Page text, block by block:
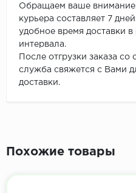
Обращаем ваше внимание:
курьера составляет 7
удобное время доставки
интервала.
После отгрузки заказа
служба свяжется с Вами
доставки.
Похожие товары